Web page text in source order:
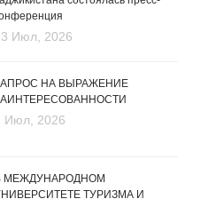
Июл, 2026
НА ВЫРАЖЕНИЕ
Июл, 2026
МЕЖДУНАРОДНОМ
ТУРИЗМА И